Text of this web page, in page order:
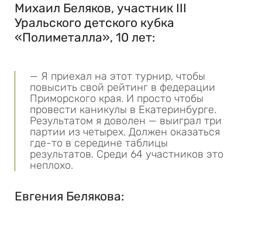
Михаил Беляков, участник III
Уральского детского кубка
«Полиметалла», 10 лет:
— Я приехал на этот турнир, чтобы
повысить свой рейтинг в федерации
Приморского края. И просто чтобы
провести каникулы в Екатеринбурге.
Результатом я доволен — выиграл три
партии из четырех. Должен оказаться
где-то в середине таблицы
результатов. Среди 64 участников это
неплохо.
Евгения Белякова: